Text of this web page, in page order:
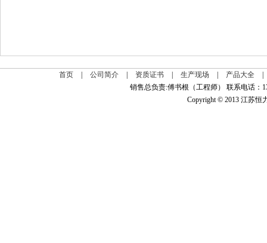
首页 | 公司简介 | 资质证书 | 生产现场 | 产品大全
|
销售总负责:傅书根（工程师） 联系电话：
Copyright © 2013 江苏恒